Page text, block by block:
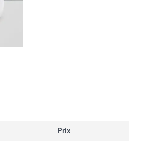
Prix